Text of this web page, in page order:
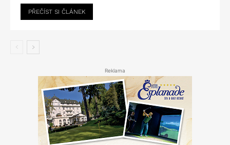
PŘEČÍST SI ČLÁNEK
Reklama